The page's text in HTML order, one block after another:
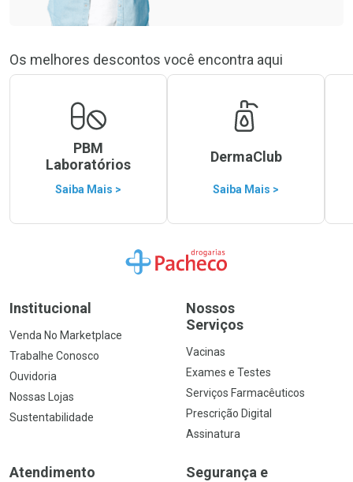
Os melhores descontos você encontra aqui
PBM
Laboratórios
Saiba Mais >
DermaClub
Saiba Mais >
Ir para a Home
Institucional
Venda No Marketplace
Trabalhe Conosco
Ouvidoria
Nossas Lojas
Sustentabilidade
Nossos
Serviços
Vacinas
Exames e Testes
Serviços Farmacêuticos
Prescrição Digital
Assinatura
Atendimento
Segurança e